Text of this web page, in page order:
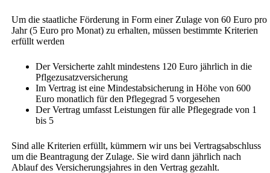
Um die staatliche Förderung in Form einer Zulage von 60 Euro pro
Jahr (5 Euro pro Monat) zu erhalten, müssen bestimmte Kriterien
erfüllt werden
Der Versicherte zahlt mindestens 120 Euro jährlich in die
Pflgezusatzversicherung
Im Vertrag ist eine Mindestabsicherung in Höhe von 600
Euro monatlich für den Pflegegrad 5 vorgesehen
Der Vertrag umfasst Leistungen für alle Pflegegrade von 1
bis 5
Sind alle Kriterien erfüllt, kümmern wir uns bei Vertragsabschluss
um die Beantragung der Zulage. Sie wird dann jährlich nach
Ablauf des Versicherungsjahres in den Vertrag gezahlt.